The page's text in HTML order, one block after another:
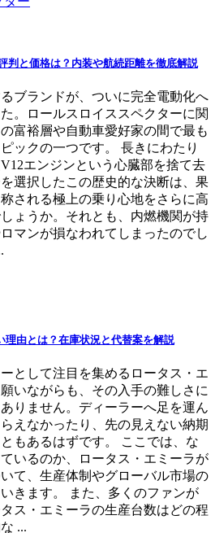
判と価格は？内装や航続距離を徹底解説
ブランドが、ついに完全電動化へ
。ロールスロイススペクターに関
富裕層や自動車愛好家の間で最も
ックの一つです。 長きにわたり
エンジンという心臓部を捨て去
選択したこの歴史的な決断は、果
される極上の乗り心地をさらに高
ょうか。それとも、内燃機関が持
マンが損なわれてしまったのでし
理由とは？在庫状況と代替案を解説
として注目を集めるロータス・エ
いながらも、その入手の難しさに
りません。ディーラーへ足を運ん
えなかったり、先の見えない納期
もあるはずです。 ここでは、な
いるのか、ロータス・エミーラが
て、生産体制やグローバル市場の
きます。 また、多くのファンが
ス・エミーラの生産台数はどの程
...